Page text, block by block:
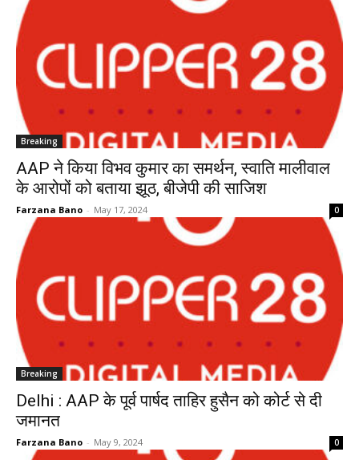
Breaking
AAP ने किया विभव कुमार का समर्थन, स्वाति मालीवाल
के आरोपों को बताया झूठ, बीजेपी की साजिश
Farzana Bano - May 17, 2024 0
Breaking
Delhi : AAP के पूर्व पार्षद ताहिर हुसैन को कोर्ट से दी
जमानत
Farzana Bano - May 9, 2024 0